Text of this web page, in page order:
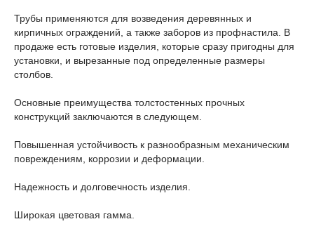
Трубы применяются для возведения деревянных и
кирпичных ограждений, а также заборов из профнастила. В
продаже есть готовые изделия, которые сразу пригодны для
установки, и вырезанные под определенные размеры
столбов.
Основные преимущества толстостенных прочных
конструкций заключаются в следующем.
Повышенная устойчивость к разнообразным механическим
повреждениям, коррозии и деформации.
Надежность и долговечность изделия.
Широкая цветовая гамма.